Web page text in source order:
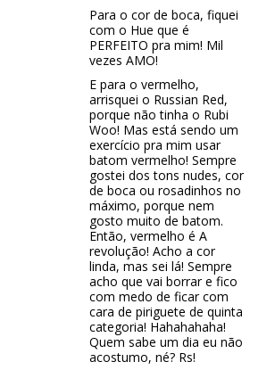
Para o cor de boca, fiquei
com o Hue que é
PERFEITO pra mim! Mil
vezes AMO!
E para o vermelho,
arrisquei o Russian Red,
porque não tinha o Rubi
Woo! Mas está sendo um
exercício pra mim usar
batom vermelho! Sempre
gostei dos tons nudes, cor
de boca ou rosadinhos no
máximo, porque nem
gosto muito de batom.
Então, vermelho é A
revolução! Acho a cor
linda, mas sei lá! Sempre
acho que vai borrar e fico
com medo de ficar com
cara de piriguete de quinta
categoria! Hahahahaha!
Quem sabe um dia eu não
acostumo, né? Rs!